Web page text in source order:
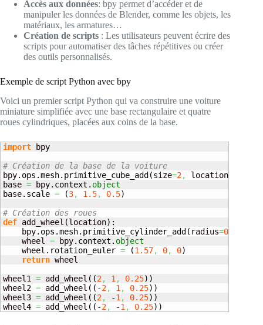
Accès aux données: bpy permet d’accéder et de
manipuler les données de Blender, comme les objets, les
matériaux, les armatures…
Création de scripts : Les utilisateurs peuvent écrire des
scripts pour automatiser des tâches répétitives ou créer
des outils personnalisés.
Exemple de script Python avec bpy
Voici un premier script Python qui va construire une voiture
miniature simplifiée avec une base rectangulaire et quatre
roues cylindriques, placées aux coins de la base.
import bpy
# Création de la base de la voiture
bpy. ops .mesh. primitive_cube_add (size=2, location
base = bpy. context . object
base. scale = (3, 1.5, 0.5)
# Création des roues
def add_wheel (location) :
    bpy.
ops .mesh. primitive_cylinder_add ( radius=0.5
    wheel
= bpy. context . object
    wheel.
rotation_euler = (1.57, 0, 0)
return wheel
wheel1 = add_wheel ( (2, 1 , 0.25) )
wheel2 = add_wheel ( ( -2, 1 , 0.25) )
wheel3 = add_wheel ( (2, -1 , 0.25) )
wheel4 = add_wheel ( ( -2, -1 , 0.25) )